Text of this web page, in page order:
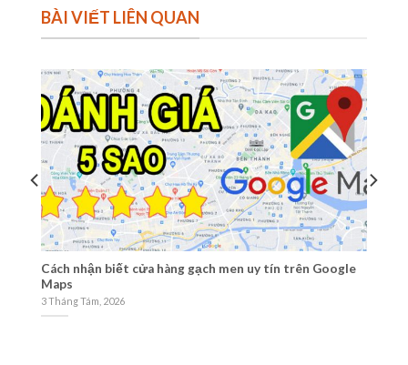
BÀI VIẾT LIÊN QUAN
Cách nhận biết cửa hàng gạch men uy tín trên Google
Maps
3 Tháng Tám, 2026